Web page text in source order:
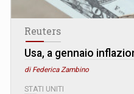
Reuters
Usa, a gennaio
di Federica Zambino
STATI UNITI